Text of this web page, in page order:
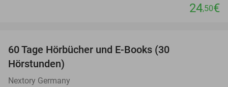
24,50€
60 Tage Hörbücher und E-Books (30
Hörstunden)
Nextory Germany